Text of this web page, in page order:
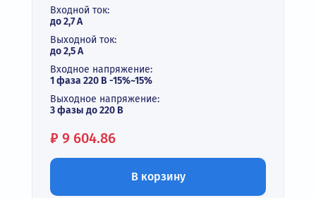
Входной ток:
до 2,7 А
Выходной ток:
до 2,5 А
Входное напряжение:
1 фаза 220 В -15%~15%
Выходное напряжение:
3 фазы до 220 В
Цена:
₽ 9 604.86
В корзину